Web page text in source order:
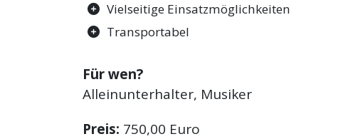
Vielseitige Einsatzmöglichkeiten
Transportabel
Für wen?
Alleinunterhalter, Musiker
Preis: 750,00 Euro